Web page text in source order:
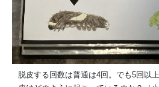
脱皮する回数は普通は4回。でも5回以